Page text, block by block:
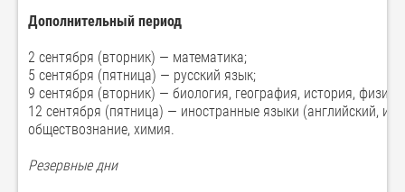
Дополнительный период
2 сентября (вторник) — математика;
5 сентября (пятница) — русский язык;
9 сентября (вторник) — биология, география, история, физика;
12 сентября (пятница) — иностранные языки (английский,
обществознание, химия.
Резервные дни